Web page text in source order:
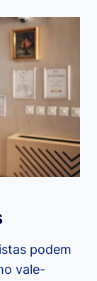
podem
vale-